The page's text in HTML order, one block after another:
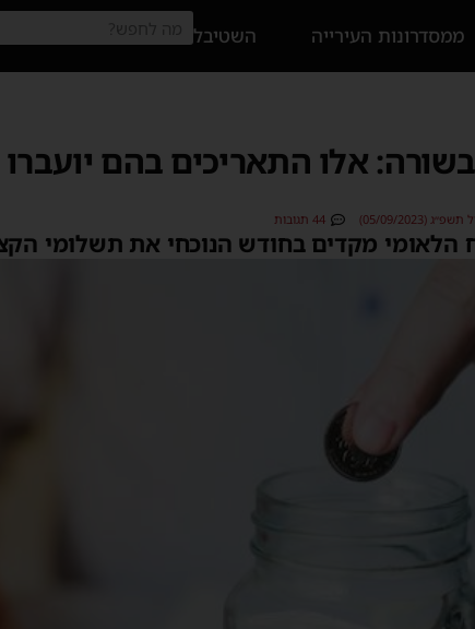
ממסדרונות העירייה השטיבל
אלו התאריכים בהם
(05/09/2023) 44 תגובות
הלאומי מקדים בחודש הנוכחי את תשלומי